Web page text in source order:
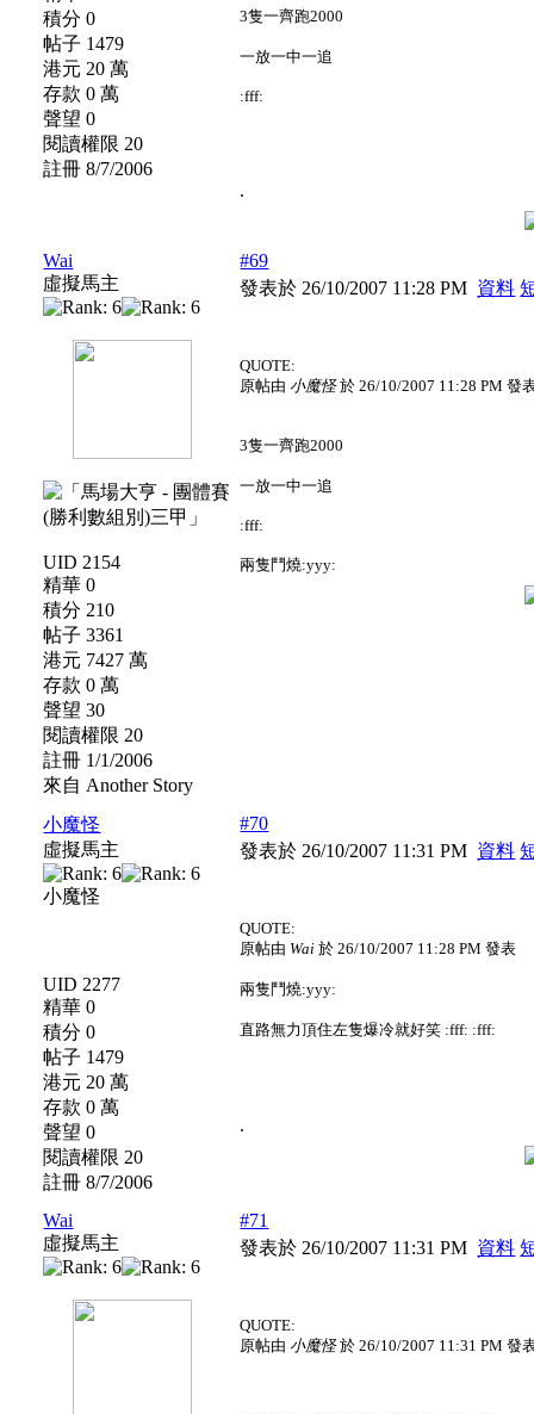
積分 0
帖子 1479
港元 20 萬
存款 0 萬
聲望 0
閱讀權限 20
註冊 8/7/2006
3隻一齊跑2000
一放一中一追
:fff:
.
Wai
虛擬馬主
UID 2154
精華 0
積分 210
帖子 3361
港元 7427 萬
存款 0 萬
聲望 30
閱讀權限 20
註冊 1/1/2006
來自 Another Story
#69
發表於 26/10/2007 11:28 PM 資料
QUOTE:
原帖由 小魔怪於 26/10/2007 11:28 PM 發
3隻一齊跑2000
一放一中一追
:fff:
兩隻鬥燒:yyy:
小魔怪
虛擬馬主
小魔怪
UID 2277
精華 0
積分 0
帖子 1479
港元 20 萬
存款 0 萬
聲望 0
閱讀權限 20
註冊 8/7/2006
#70
發表於 26/10/2007 11:31 PM 資料
QUOTE:
原帖由 Wai 於 26/10/2007 11:28 PM 發表
兩隻鬥燒:yyy:
直路無力頂住左隻爆冷就好笑 :fff: :fff:
.
Wai
虛擬馬主
#71
發表於 26/10/2007 11:31 PM 資料
QUOTE:
原帖由 小魔怪於 26/10/2007 11:31 PM 發